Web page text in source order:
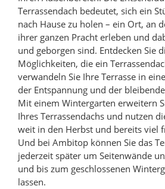
Terrassendach bedeutet, sich ein
nach Hause zu holen – ein Ort, an
ihrer ganzen Pracht erleben und
und geborgen sind. Entdecken Sie
Möglichkeiten, die ein
verwandeln Sie Ihre Terrasse in
der Entspannung und der
Mit einem Wintergarten erweitern
Ihres Terrassendachs und nutzen
weit in den Herbst und bereits viel
Und bei Ambitop können Sie das
jederzeit später um Seitenwände
und bis zum geschlossenen
lassen.